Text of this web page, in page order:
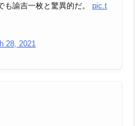
も諭吉一枚と驚異的だ。 pic.t
28, 2021